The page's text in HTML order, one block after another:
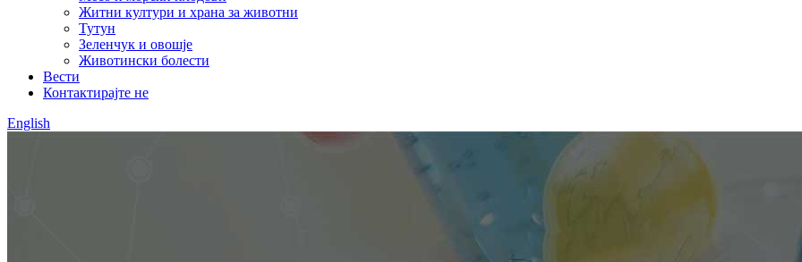
Житни култури и храна за животни
Тутун
Зеленчук и овошје
Животински болести
Вести
Контактирајте не
English